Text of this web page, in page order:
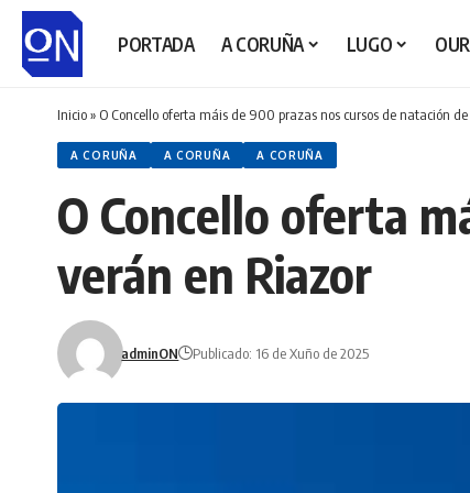
PORTADA A CORUÑA LUGO
Inicio» O Concello oferta máis de 900 prazas nos cursos de natación
A CORUÑA A CORUÑA A CORUÑA
O Concello oferta
verán en Riazor
adminON Publicado: 16 de Xuño de 2025